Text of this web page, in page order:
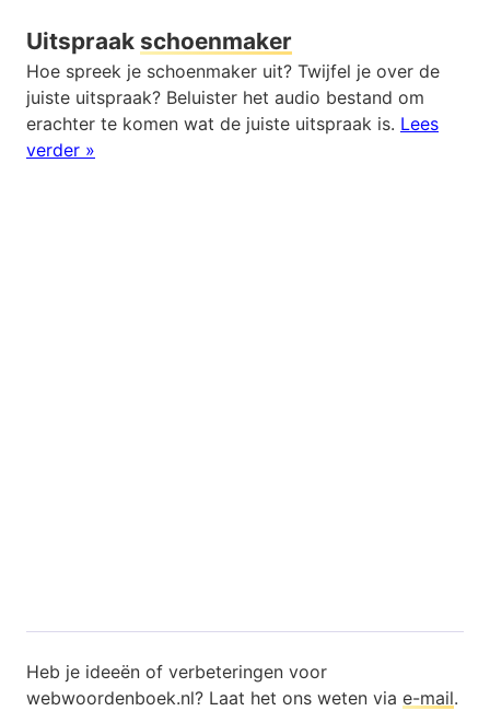
Uitspraak schoenmaker
Hoe spreek je schoenmaker uit? Twijfel je over de
juiste uitspraak? Beluister het audio bestand om
erachter te komen wat de juiste uitspraak is. Lees
verder »
Heb je ideeën of verbeteringen voor
webwoordenboek.nl? Laat het ons weten via e-mail.